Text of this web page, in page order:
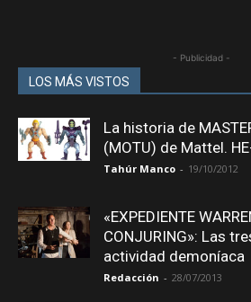
- Publicidad -
LOS MÁS VISTOS
La historia de
(MOTU) de Mattel.
Tahúr Manco - 19/10/2012
«EXPEDIENTE
CONJURING»: Las
actividad demoníaca
Redacción - 28/07/2013